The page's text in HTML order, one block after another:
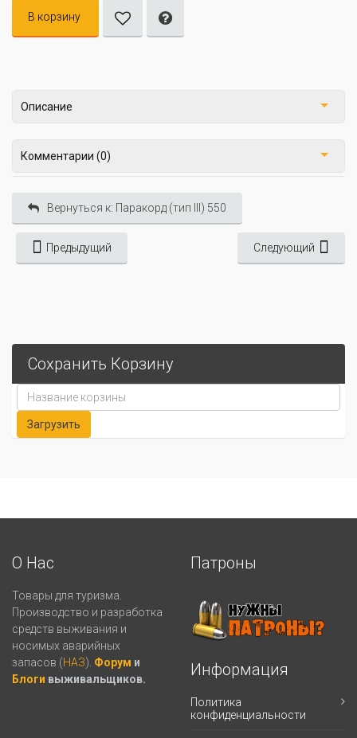
В корзину
Описание
Комментарии (0)
Вернуться к: Паракорд (тип III) 550
Предыдущий Следующий
Сохранить Корзину
О Нас
Товары для туризма.
Производство и разработка
средств выживания и
носимых аварийных
запасов (НАЗ). Форум и
Блоги выживальщиков.
Патроны
Информация
Политика
конфиденциальности